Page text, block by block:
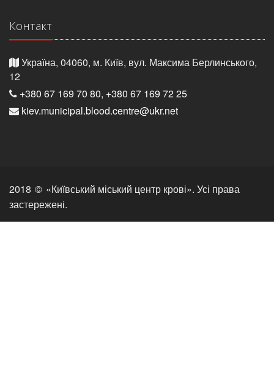
Контакт
Україна, 04060, м. Київ, вул. Максима Берлинського,
12
+380 67 169 70 80, +380 67 169 72 25
kiev.municipal.blood.centre@ukr.net
2018 © «Київський міський центр крові». Усі права
застережені.